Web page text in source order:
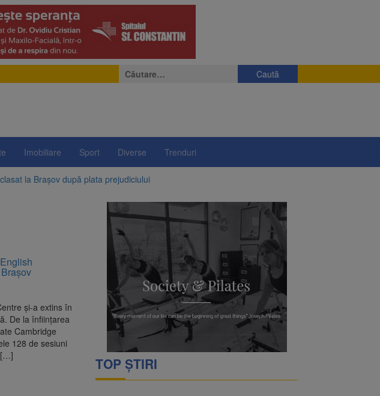
Caută
după:
Imobiliare Sport Diverse Trenduri
la Brașov după plata prejudiciului
Cata și Comprest. Motivul: platforme de gunoi
Contract de peste 1 milion de lei și termen de trei
în Bartolomeu-Avantgarden. Contractul a
un accident. Două persoane primesc îngrijiri
și-a extins în
De la înființarea
Cambridge
128 de sesiuni
[…]
TOP ȘTIRI